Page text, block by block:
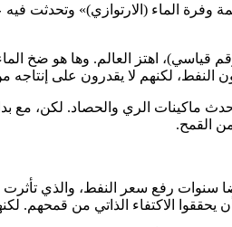
وفرة الماء (الارتوازي)»
اهتز العالم. وها هو ضخ
النفط، لكنهم لا يقدرون على إنتاجه
ماكينات الري والحصاد. لكن، مع
القمح.
الغربية بسبب حرب سنة 1973 بين العرب وإسرائيل. وأيضا
الاكتفاء الذاتي من قمحهم.